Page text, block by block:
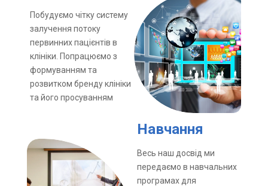
Побудуємо чітку систему
залучення потоку
первинних пацієнтів в
клініки. Попрацюємо з
формуванням та
розвитком бренду клініки
та його просуванням
Навчання
Весь наш досвід ми
передаємо в навчальних
програмах для